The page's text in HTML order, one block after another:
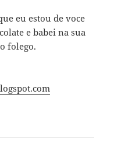
eu estou de voce
e babei na sua
folego.